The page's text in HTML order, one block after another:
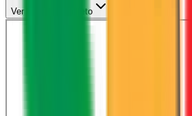
Ver horario completo